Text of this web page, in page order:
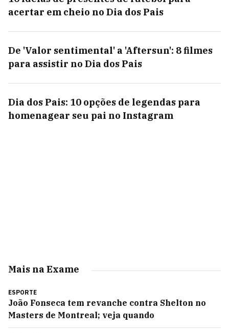
acertar em cheio no Dia dos Pais
De 'Valor sentimental' a 'Aftersun': 8 filmes
para assistir no Dia dos Pais
Dia dos Pais: 10 opções de legendas para
homenagear seu pai no Instagram
Mais na Exame
ESPORTE
João Fonseca tem revanche contra Shelton no
Masters de Montreal; veja quando